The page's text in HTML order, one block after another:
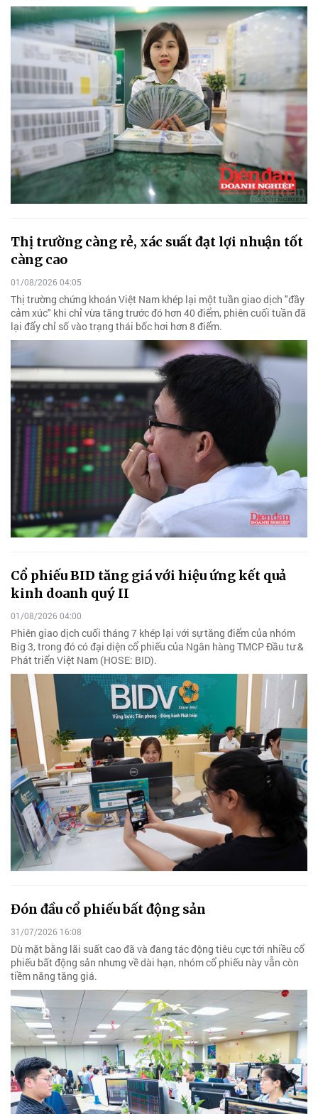
Thị trường càng rẻ, xác suất đạt lợi nhuận tốt
càng cao
01/08/2026 04:05
Thị trường chứng khoán Việt Nam khép lại một tuần giao dịch "đầy
cảm xúc" khi chỉ vừa tăng trước đó hơn 40 điểm, phiên cuối tuần đã
lại đẩy chỉ số vào trạng thái bốc hơi hơn 8 điểm.
Cổ phiếu BID tăng giá với hiệu ứng kết quả
kinh doanh quý II
01/08/2026 04:00
Phiên giao dịch cuối tháng 7 khép lại với sự tăng điểm của nhóm
Big 3, trong đó có đại diện cổ phiếu của Ngân hàng TMCP Đầu tư &
Phát triển Việt Nam (HOSE: BID).
Đón đầu cổ phiếu bất động sản
31/07/2026 16:08
Dù mặt bằng lãi suất cao đã và đang tác động tiêu cực tới nhiều cổ
phiếu bất động sản nhưng về dài hạn, nhóm cổ phiếu này vẫn còn
tiềm năng tăng giá.